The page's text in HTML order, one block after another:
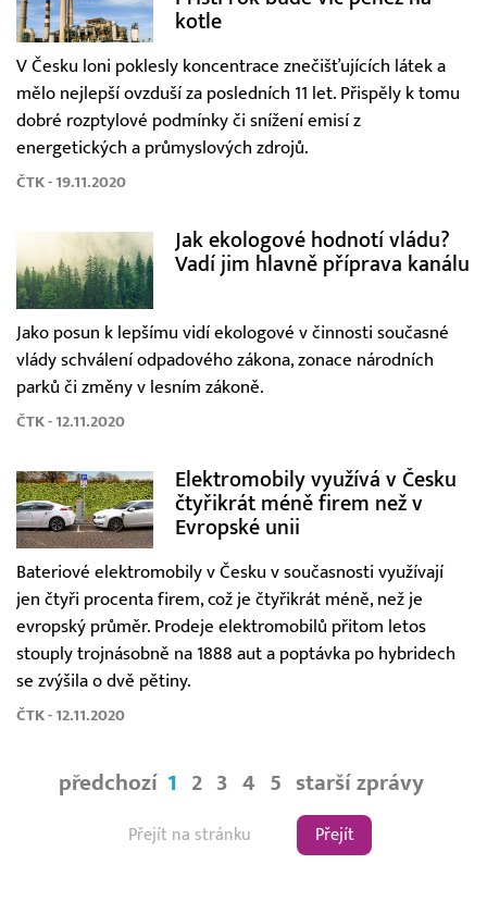
kotle
V Česku loni poklesly koncentrace znečišťujících látek a
mělo nejlepší ovzduší za posledních 11 let. Přispěly k tomu
dobré rozptylové podmínky či snížení emisí z
energetických a průmyslových zdrojů.
ČTK - 19.11.2020
Jak ekologové hodnotí vládu?
Vadí jim hlavně příprava kanálu
Jako posun k lepšímu vidí ekologové v činnosti současné
vlády schválení odpadového zákona, zonace národních
parků či změny v lesním zákoně.
ČTK - 12.11.2020
Elektromobily využívá v Česku
čtyřikrát méně firem než v
Evropské unii
Bateriové elektromobily v Česku v současnosti využívají
jen čtyři procenta firem, což je čtyřikrát méně, než je
evropský průměr. Prodeje elektromobilů přitom letos
stouply trojnásobně na 1888 aut a poptávka po hybridech
se zvýšila o dvě pětiny.
ČTK - 12.11.2020
předchozí 1 2 3 4 5 starší zprávy
Přejít